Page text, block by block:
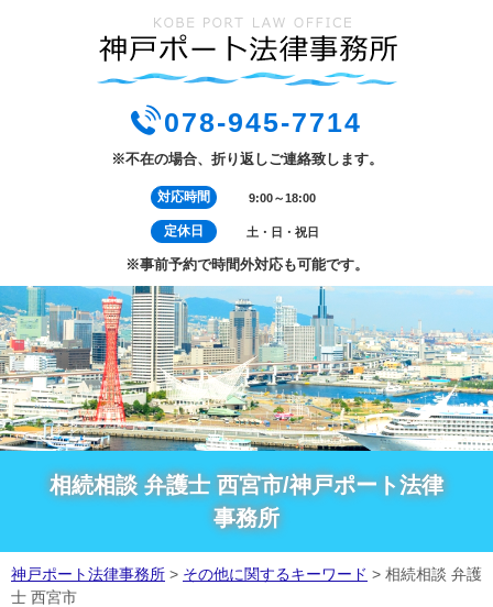
078-945-7714
※不在の場合、折り返しご連絡致します。
対応時間 9:00～18:00
定休日 土・日・祝日
※事前予約で時間外対応も可能です。
相続相談 弁護士 西宮市/神戸ポート法律
事務所
神戸ポート法律事務所 > その他に関するキーワード > 相続相談 弁護
士 西宮市